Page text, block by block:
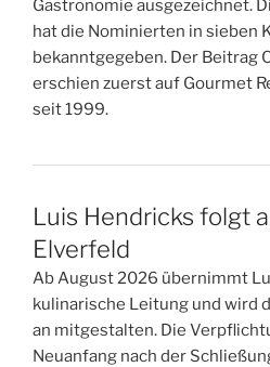
Gastronomie ausgezeichnet.
hat die Nominierten in sieben
bekanntgegeben. Der Beitrag
erschien zuerst auf Gourmet
seit 1999.
Luis Hendricks folgt
Elverfeld
Ab August 2026 übernimmt
kulinarische Leitung und wird
an mitgestalten. Die
Neuanfang nach der